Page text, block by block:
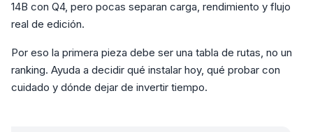
14B con Q4, pero pocas separan carga, rendimiento y flujo
real de edición.
Por eso la primera pieza debe ser una tabla de rutas, no un
ranking. Ayuda a decidir qué instalar hoy, qué probar con
cuidado y dónde dejar de invertir tiempo.